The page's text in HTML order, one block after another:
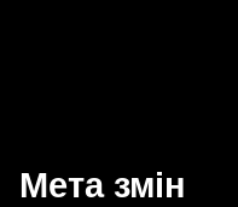
Мета змін